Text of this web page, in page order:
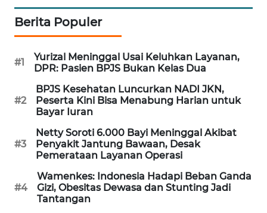
Berita Populer
#1
Yurizal Meninggal Usai Keluhkan Layanan,
DPR: Pasien BPJS Bukan Kelas Dua
#2
BPJS Kesehatan Luncurkan NADI JKN,
Peserta Kini Bisa Menabung Harian untuk
Bayar Iuran
#3
Netty Soroti 6.000 Bayi Meninggal Akibat
Penyakit Jantung Bawaan, Desak
Pemerataan Layanan Operasi
#4
Wamenkes: Indonesia Hadapi Beban Ganda
Gizi, Obesitas Dewasa dan Stunting Jadi
Tantangan
Wahana
Network
LISTRIK
MASYARAKAT
KELISTRIKAN
WALINKI
ID
MAWAKA
ID